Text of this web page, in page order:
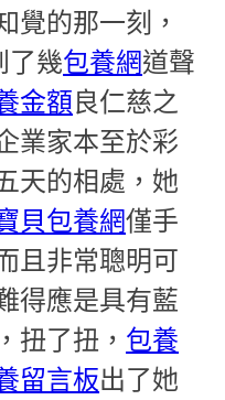
覺的那一刻，
了幾包養網道聲
金額良仁慈之
業家本至於彩
天的相處，她
貝包養網僅手
且非常聰明可
得應是具有藍
扭了扭， 包養
留言板出了她